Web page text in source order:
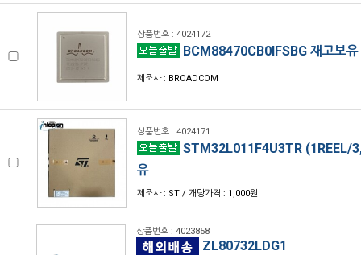
상품번호 : 4024172
BCM88470CB0IFSBG 재고보
제조사 : BROADCOM
상품번호 : 4024171
STM32L011F4U3TR (1REEL/
유
제조사 : ST / 개당가격 : 1,000원
상품번호 : 4023858
ZL80732LDG1